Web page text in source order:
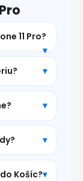
11 Pro?
Košíc?